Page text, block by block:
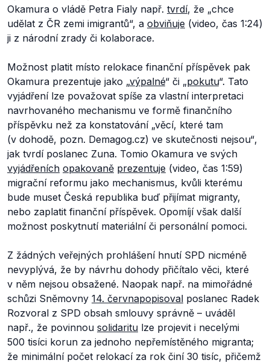
Okamura o vládě Petra Fialy např. tvrdí, že „chce
udělat z ČR zemi imigrantů“, a obviňuje (video, čas 1:24)
ji z národní zrady či kolaborace.
Možnost platit místo relokace finanční příspěvek pak
Okamura prezentuje jako „výpalné“ či „pokutu“. Tato
vyjádření lze považovat spíše za vlastní interpretaci
navrhovaného mechanismu ve formě finančního
příspěvku než za konstatování „věcí, které tam
(v dohodě, pozn. Demagog.cz) ve skutečnosti nejsou“,
jak tvrdí poslanec Zuna. Tomio Okamura ve svých
vyjádřeních opakovaně prezentuje (video, čas 1:59)
migrační reformu jako mechanismus, kvůli kterému
bude muset Česká republika buď přijímat migranty,
nebo zaplatit finanční příspěvek. Opomíjí však další
možnost poskytnutí materiální či personální pomoci.
Z žádných veřejných prohlášení hnutí SPD nicméně
nevyplývá, že by návrhu dohody přičítalo věci, které
v něm nejsou obsažené. Naopak např. na mimořádné
schůzi Sněmovny 14. červnapopisoval poslanec Radek
Rozvoral z SPD obsah smlouvy správně – uváděl
např., že povinnou solidaritu lze projevit i necelými
500 tisíci korun za jednoho nepřemístěného migranta;
že minimální počet relokací za rok činí 30 tisíc, přičemž